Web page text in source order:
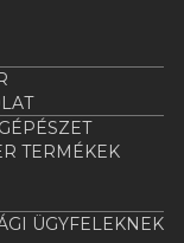
TERMÉKEK
ÜGYFELEKNEK